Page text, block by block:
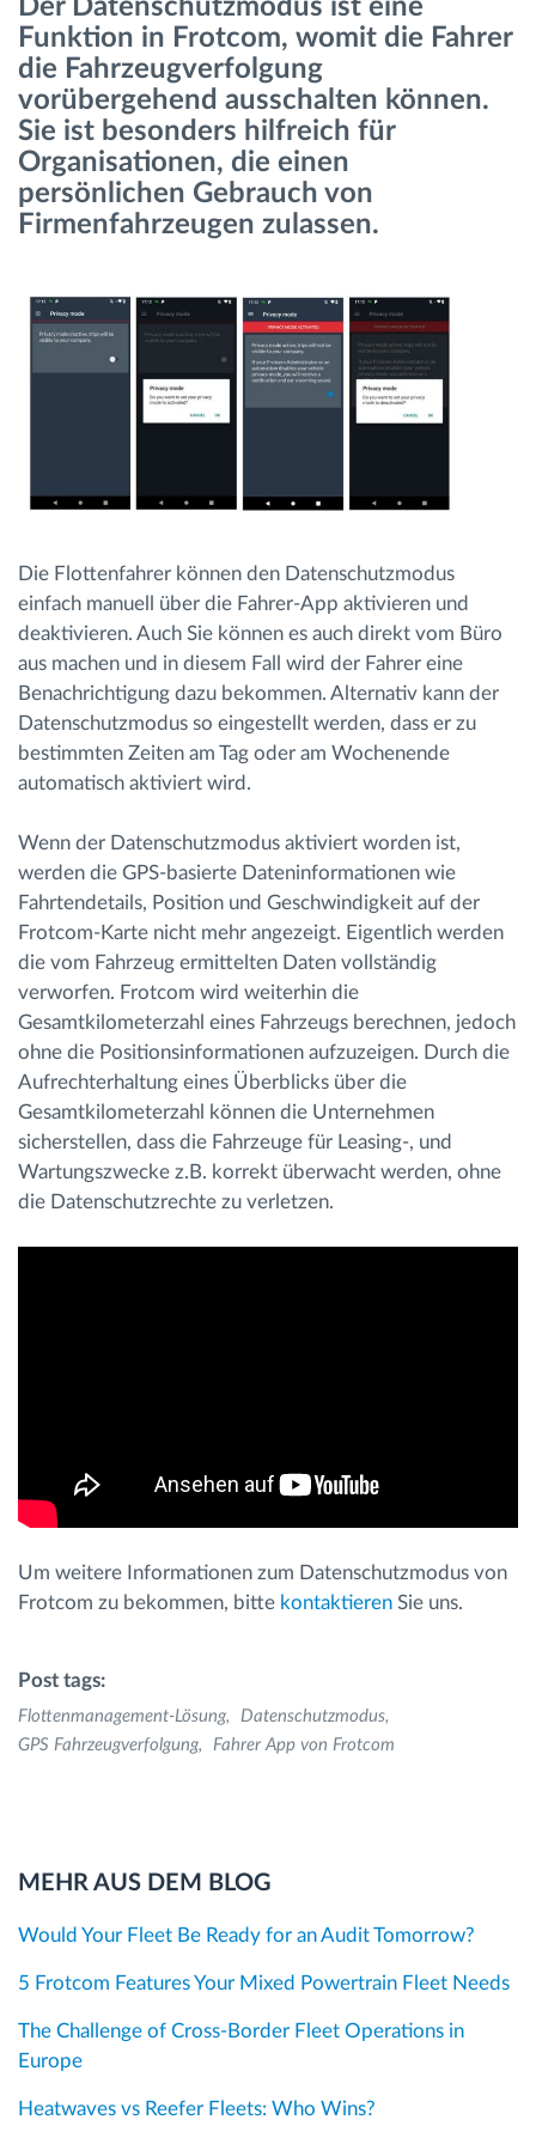
Route planning and monitoring
Automatic driver identification
Entdecken Sie alle Funktionen
How we solve each fleet activity needs
Ersparnis Rechner
Der Datenschutzmodus ist eine
Funktion in Frotcom, womit die Fahrer
die Fahrzeugverfolgung
vorübergehend ausschalten können.
Sie ist besonders hilfreich für
Organisationen, die einen
persönlichen Gebrauch von
Firmenfahrzeugen zulassen.
Die Flottenfahrer können den Datenschutzmodus
einfach manuell über die Fahrer-App aktivieren und
deaktivieren. Auch Sie können es auch direkt vom Büro
aus machen und in diesem Fall wird der Fahrer eine
Benachrichtigung dazu bekommen. Alternativ kann der
Datenschutzmodus so eingestellt werden, dass er zu
bestimmten Zeiten am Tag oder am Wochenende
automatisch aktiviert wird.
Wenn der Datenschutzmodus aktiviert worden ist,
werden die GPS-basierte Dateninformationen wie
Fahrtendetails, Position und Geschwindigkeit auf der
Frotcom-Karte nicht mehr angezeigt. Eigentlich werden
die vom Fahrzeug ermittelten Daten vollständig
verworfen. Frotcom wird weiterhin die
Gesamtkilometerzahl eines Fahrzeugs berechnen, jedoch
ohne die Positionsinformationen aufzuzeigen. Durch die
Aufrechterhaltung eines Überblicks über die
Gesamtkilometerzahl können die Unternehmen
sicherstellen, dass die Fahrzeuge für Leasing-, und
Wartungszwecke z.B. korrekt überwacht werden, ohne
die Datenschutzrechte zu verletzen.
Um weitere Informationen zum Datenschutzmodus von
Frotcom zu bekommen, bitte kontaktieren Sie uns.
Post tags:
Flottenmanagement-Lösung
Datenschutzmodus
GPS Fahrzeugverfolgung
Fahrer App von Frotcom
MEHR AUS DEM BLOG
Would Your Fleet Be Ready for an Audit Tomorrow?
5 Frotcom Features Your Mixed Powertrain Fleet Needs
The Challenge of Cross-Border Fleet Operations in
Europe
Heatwaves vs Reefer Fleets: Who Wins?